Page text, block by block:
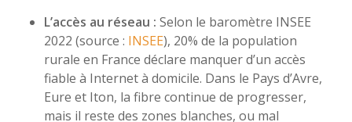
L’accès au réseau : Selon le baromètre INSEE
2022 (source : INSEE), 20% de la population
rurale en France déclare manquer d’un accès
fiable à Internet à domicile. Dans le Pays d’Avre,
Eure et Iton, la fibre continue de progresser,
mais il reste des zones blanches, ou mal